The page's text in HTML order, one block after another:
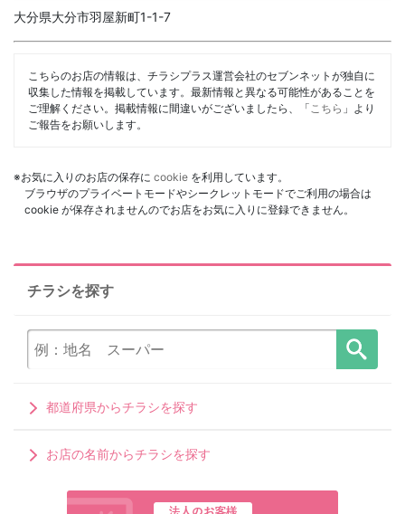
大分県大分市羽屋新町1-1-7
こちらのお店の情報は、チラシプラス運営会社のセブンネットが独自に
収集した情報を掲載しています。最新情報と異なる可能性があることを
ご理解ください。掲載情報に間違いがございましたら、「 こちら 」より
ご報告をお願いします。
※お気に入りのお店の保存に cookie を利用しています。
ブラウザのプライベートモードやシークレットモードでご利用の場合は
cookie が保存されませんのでお店をお気に入りに登録できません。
チラシを探す
都道府県からチラシを探す
お店の名前からチラシを探す